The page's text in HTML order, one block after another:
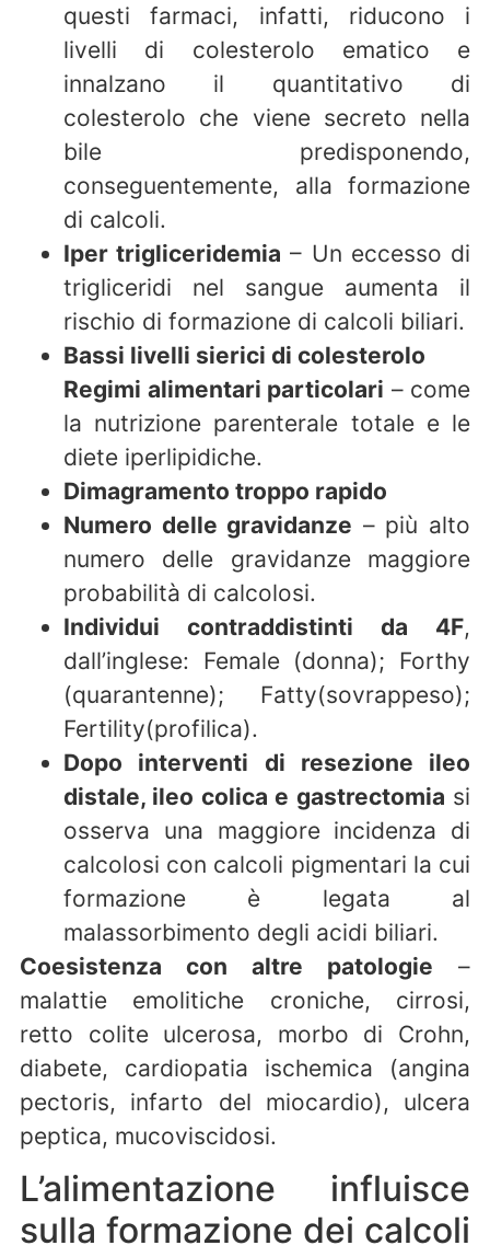
questi farmaci, infatti, riducono i
livelli di colesterolo ematico e
innalzano il quantitativo di
colesterolo che viene secreto nella
bile predisponendo,
conseguentemente, alla formazione
di calcoli.
Iper trigliceridemia – Un eccesso di
trigliceridi nel sangue aumenta il
rischio di formazione di calcoli biliari.
Bassi livelli sierici di colesterolo
Regimi alimentari particolari – come
la nutrizione parenterale totale e le
diete iperlipidiche.
Dimagramento troppo rapido
Numero delle gravidanze – più alto
numero delle gravidanze maggiore
probabilità di calcolosi.
Individui contraddistinti da 4F,
dall’inglese: Female (donna); Forthy
(quarantenne); Fatty(sovrappeso);
Fertility(profilica).
Dopo interventi di resezione ileo
distale, ileo colica e gastrectomia si
osserva una maggiore incidenza di
calcolosi con calcoli pigmentari la cui
formazione è legata al
malassorbimento degli acidi biliari.
Coesistenza con altre patologie –
malattie emolitiche croniche, cirrosi,
retto colite ulcerosa, morbo di Crohn,
diabete, cardiopatia ischemica (angina
pectoris, infarto del miocardio), ulcera
peptica, mucoviscidosi.
L’alimentazione influisce
sulla formazione dei calcoli